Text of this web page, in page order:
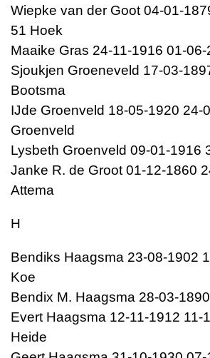
Wiepke van der Goot 04-01-
51 Hoek
Maaike Gras 24-11-1916 01-
Sjoukjen Groeneveld 17-03-
Bootsma
IJde Groenveld 18-05-1920 24-
Groenveld
Lysbeth Groenveld 09-01-1916
Janke R. de Groot 01-12-1860
Attema
H
Bendiks Haagsma 23-08-1902
Koe
Bendix M. Haagsma 28-03-
Evert Haagsma 12-11-1912 11-
Heide